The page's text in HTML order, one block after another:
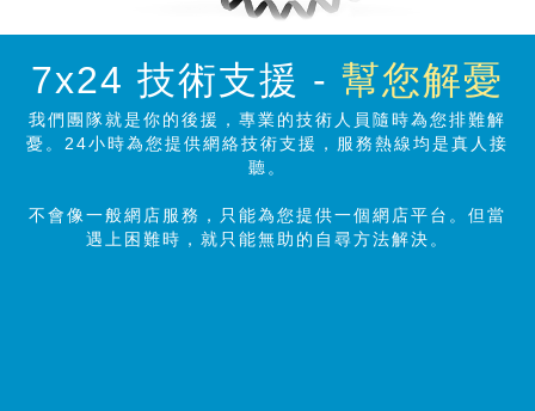
7x24 技術支援 - 幫您解憂
我們團隊就是你的後援，專業的技術人員隨時為您排難解
憂。24小時為您提供網絡技術支援，服務熱線均是真人接
聽。
不會像一般網店服務，只能為您提供一個網店平台。但當
遇上困難時，就只能無助的自尋方法解決。